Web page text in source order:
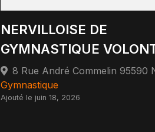
NERVILLOISE DE
GYMNASTIQUE
Gymnastique
Ajouté le juin 18, 2026